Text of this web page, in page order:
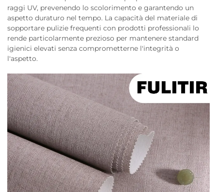
raggi UV, prevenendo lo scolorimento e garantendo un
aspetto duraturo nel tempo. La capacità del materiale di
sopportare pulizie frequenti con prodotti professionali lo
rende particolarmente prezioso per mantenere standard
igienici elevati senza comprometterne l'integrità o
l'aspetto.